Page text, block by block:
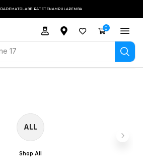
MATOLABEIRATETENAMPULAPEMBA
17
0
ALL
Shop All